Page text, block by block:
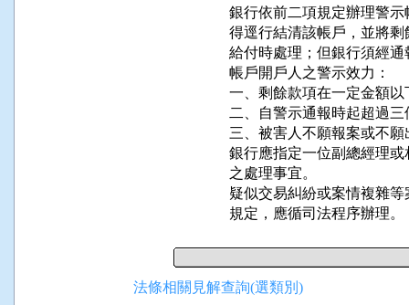
銀行依前二項規定辦理警
得逕行結清該帳戶，並將
給付時處理；但銀行須經
帳戶開戶人之警示效力：
一、剩餘款項在一定金額
二、自警示通報時起超過
三、被害人不願報案或不
銀行應指定一位副總經理
之處理事宜。
疑似交易糾紛或案情複雜
規定，應循司法程序辦理。
法條相關見解查詢(選類別)